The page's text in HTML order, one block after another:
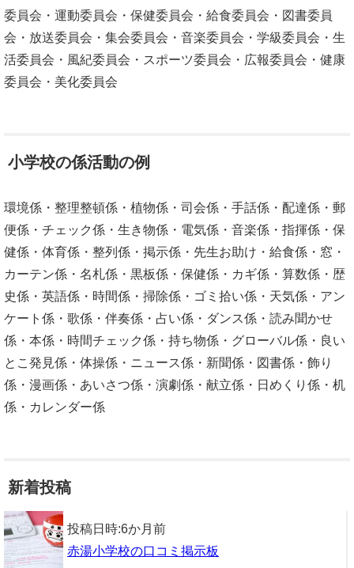
委員会・運動委員会・保健委員会・給食委員会・図書委員
会・放送委員会・集会委員会・音楽委員会・学級委員会・生
活委員会・風紀委員会・スポーツ委員会・広報委員会・健康
委員会・美化委員会
小学校の係活動の例
環境係・整理整頓係・植物係・司会係・手話係・配達係・郵
便係・チェック係・生き物係・電気係・音楽係・指揮係・保
健係・体育係・整列係・掲示係・先生お助け・給食係・窓・
カーテン係・名札係・黒板係・保健係・カギ係・算数係・歴
史係・英語係・時間係・掃除係・ゴミ拾い係・天気係・アン
ケート係・歌係・伴奏係・占い係・ダンス係・読み聞かせ
係・本係・時間チェック係・持ち物係・グローバル係・良い
とこ発見係・体操係・ニュース係・新聞係・図書係・飾り
係・漫画係・あいさつ係・演劇係・献立係・日めくり係・机
係・カレンダー係
新着投稿
投稿日時:6か月前
赤湯小学校の口コミ掲示板